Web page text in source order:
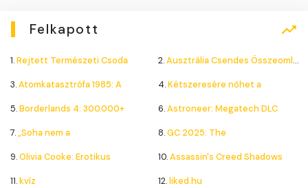
Felkapott
1.Rejtett Természeti Csoda 2.Ausztrália Csendes Összeomlása
3.Atomkatasztrófa 1985: A 4.Kétszeresére nőhet a
5.Borderlands 4: 300.000+ 6.Astroneer: Megatech DLC
7.„Soha nem a 8.GC 2025: The
9.Olivia Cooke: Erotikus 10.Assassin's Creed Shadows
11.kvíz 12.liked.hu